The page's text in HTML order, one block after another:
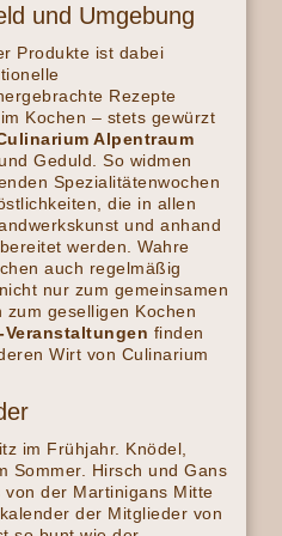
und Umgebung
Produkte ist dabei
Rezepte
Kochen – stets gewürzt
Alpentraum
Geduld. So widmen
Spezialitätenwochen
die in allen
und anhand
werden. Wahre
auch regelmäßig
nur zum gemeinsamen
geselligen Kochen
Veranstaltungen finden
Wirt von Culinarium
im Frühjahr. Knödel,
Sommer. Hirsch und Gans
der Martinigans Mitte
der Mitglieder von